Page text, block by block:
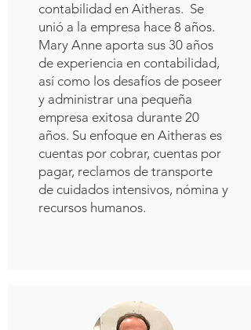
contabilidad en Aitheras. Se
unió a la empresa hace 8 años.
Mary Anne aporta sus 30 años
de experiencia en contabilidad,
así como los desafíos de poseer
y administrar una pequeña
empresa exitosa durante 20
años. Su enfoque en Aitheras es
cuentas por cobrar, cuentas por
pagar, reclamos de transporte
de cuidados intensivos, nómina y
recursos humanos.